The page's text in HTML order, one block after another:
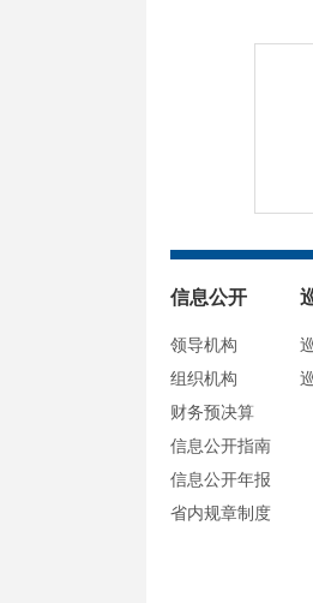
信息公开
领导机构
组织机构
财务预决算
信息公开指南
信息公开年报
省内规章制度